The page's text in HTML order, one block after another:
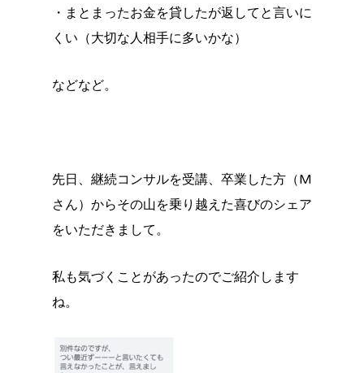
・まとまったお金を貸したが返してと言いに
くい（大切な人相手に多いかな）
などなど。
先日、継続コンサルを受講、卒業した方（M
さん）からその山を乗り越えた喜びのシェア
をいただきまして。
私も気づくことがあったのでご紹介します
ね。